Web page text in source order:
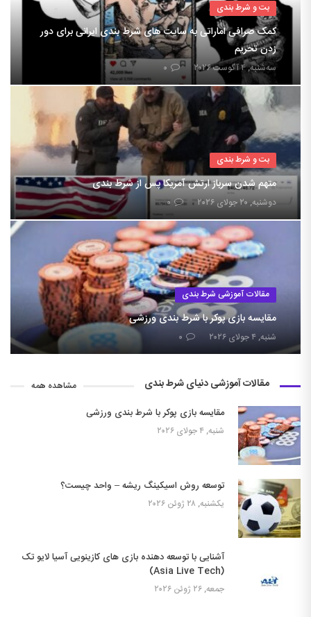
بت و شرط بندی
کمک صرافی اماراتی به سایت های شرط بندی ایرانی برای دور
زدن تحریم
سه‌شنبه, ۴ آگوست ۲۰۲۶ ۰
بت و شرط بندی
متهم شدن سرباز ارتش آمریکا پس از شرط بندی
دوشنبه, ۲۰ جولای ۲۰۲۶ ۰
مقالات آموزشی شرط بندی
مقایسه بازی پوکر با شرط بندی ورزشی
شنبه, ۴ جولای ۲۰۲۶ ۰
مقالات آموزشی دنیای شرط بندی مشاهده همه
مقایسه بازی پوکر با شرط بندی ورزشی
شنبه, ۴ جولای ۲۰۲۶
توسعه روش اسیکینگ ریشه – واحد چیست؟
یکشنبه, ۲۸ ژوئن ۲۰۲۶
آشنایی با توسعه دهنده بازی های کازینویی آسیا لایو تک
(Asia Live Tech)
جمعه, ۲۶ ژوئن ۲۰۲۶